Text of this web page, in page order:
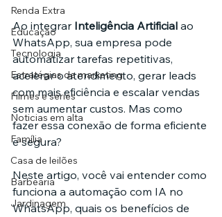
Renda Extra
Educação
Tecnologia
Estratégias de marketing
Filmes e séries
Noticias em alta
Família
Casa de leilões
Barbearia
Jardinagem
Ao integrar Inteligência Artificial ao
WhatsApp, sua empresa pode
automatizar tarefas repetitivas,
acelerar o atendimento, gerar leads
com mais eficiência e escalar vendas
sem aumentar custos. Mas como
fazer essa conexão de forma eficiente
e segura?
Neste artigo, você vai entender como
funciona a automação com IA no
WhatsApp, quais os benefícios de